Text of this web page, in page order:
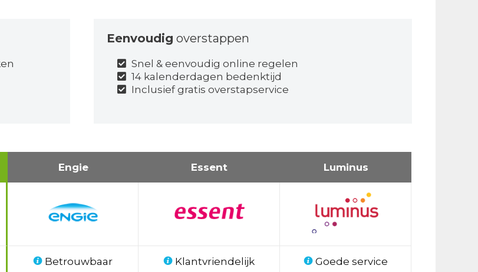
Eenvoudig overstappen
Snel & eenvoudig online regelen
14 kalenderdagen bedenktijd
Inclusief gratis overstapservice
Engie Essent Luminus
Betrouwbaar Klantvriendelijk Goede service